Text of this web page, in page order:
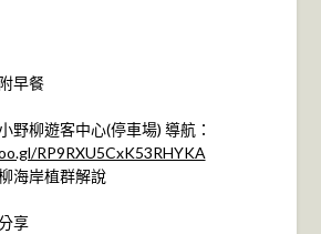
早餐
野柳遊客中心(停車場) 導航：
RP9RXU5CxK53RHYKA
海岸植群解說
享